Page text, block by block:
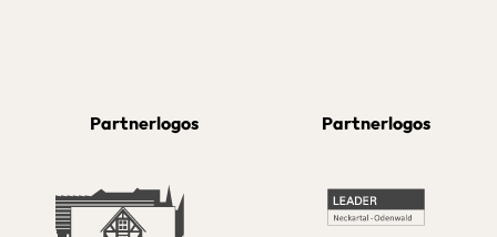
Partnerlogos Partnerlogos